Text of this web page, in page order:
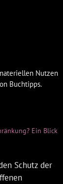
Nutzen
Buchtipps.
Ein Blick
Schutz der